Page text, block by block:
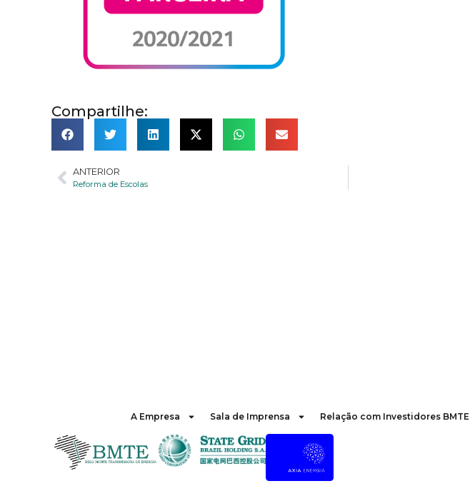
Compartilhe:
ANTERIOR
Reforma de Escolas
A Empresa Sala de Imprensa Relação com Investidores BMTE